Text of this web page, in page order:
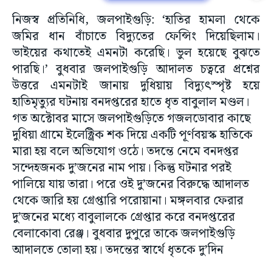
নিজস্ব প্রতিনিধি, জলপাইগুড়ি: ‘হাতির হামলা থেকে
জমির ধান বাঁচাতে বিদ্যুতের ফেন্সিং দিয়েছিলাম।
ভাইয়ের কথাতেই এমনটা করেছি। ভুল হয়েছে বুঝতে
পারছি।’ বুধবার জলপাইগুড়ি আদালত চত্বরে প্রশ্নের
উত্তরে এমনটাই জানায় দুধিয়ায় বিদ্যুৎস্পৃষ্ট হয়ে
হাতিমৃত্যুর ঘটনায় বনদপ্তরের হাতে ধৃত বাবুলাল মণ্ডল।
গত অক্টোবর মাসে জলপাইগুড়িতে গজলডোবার কাছে
দুধিয়া গ্রামে ইলেক্ট্রিক শক দিয়ে একটি পূর্ণবয়স্ক হাতিকে
মারা হয় বলে অভিযোগ ওঠে। তদন্তে নেমে বনদপ্তর
সন্দেহজনক দু’জনের নাম পায়। কিন্তু ঘটনার পরই
পালিয়ে যায় তারা। পরে ওই দু’জনের বিরুদ্ধে আদালত
থেকে জারি হয় গ্রেপ্তারি পরোয়ানা। মঙ্গলবার ফেরার
দু’জনের মধ্যে বাবুলালকে গ্রেপ্তার করে বনদপ্তরের
বেলাকোবা রেঞ্জ। বুধবার দুপুরে তাকে জলপাইগুড়ি
আদালতে তোলা হয়। তদন্তের স্বার্থে ধৃতকে দু’দিন